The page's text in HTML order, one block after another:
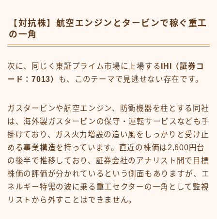
【対抗株】航空エンジンとタービンで稼ぐ重工
の一角
次に、同じく東証プライム市場に上場する IHI（証券コ
ード：7013） も、このテーマで見逃せない存在です。
ガスタービンや航空エンジン、防衛機器を柱とする同社
は、海外製ガスタービンの保守・運転サービスなども手
掛けており、ガス火力増設の追い風をしっかりと受け止
める事業構造を持っています。直近の株価は2,600円台
の後半で推移しており、証券会社のアナリスト間で目標
株価の評価が分かれているという側面もありますが、エ
ネルギー特需の波に乗る重工セクターの一角として監視
リストから外すことはできません。